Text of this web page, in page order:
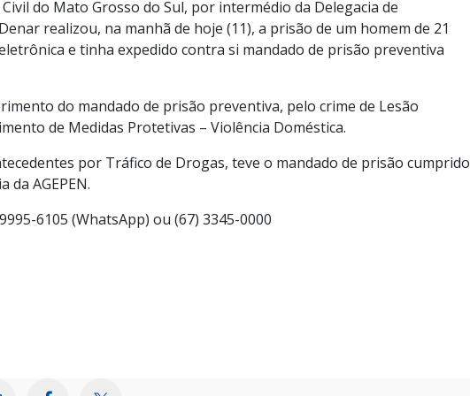
Civil do Mato Grosso do Sul, por intermédio da Delegacia de
realizou, na manhã de hoje (11), a prisão de um homem de 21
e tinha expedido contra si mandado de prisão preventiva
do mandado de prisão preventiva, pelo crime de Lesão
de Medidas Protetivas – Violência Doméstica.
por Tráfico de Drogas, teve o mandado de prisão cumprido
da AGEPEN.
6105 (WhatsApp) ou (67) 3345-0000